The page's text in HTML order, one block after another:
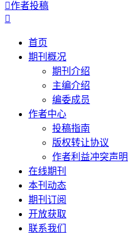
作者投稿

首页
期刊概况
期刊介绍
主编介绍
编委成员
作者中心
投稿指南
版权转让协议
作者利益冲突声明
在线期刊
本刊动态
期刊订阅
开放获取
联系我们